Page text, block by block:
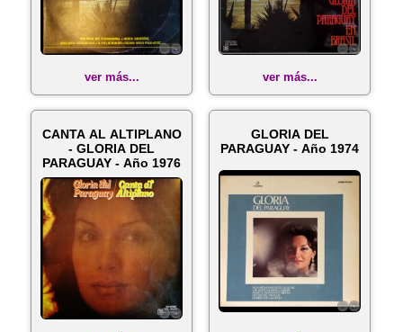
ver más... ver más...
CANTA AL ALTIPLANO
- GLORIA DEL
PARAGUAY - Año 1976
GLORIA DEL
PARAGUAY - Año 1974